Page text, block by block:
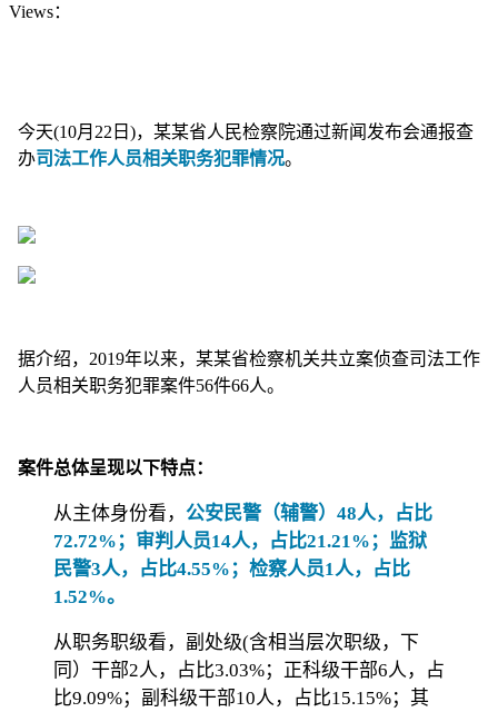
Views：
今天(10月22日)，某某省人民检察院通过新闻发布会通报查
办司法工作人员相关职务犯罪情况。
据介绍，2019年以来，某某省检察机关共立案侦查司法工作
人员相关职务犯罪案件56件66人。
案件总体呈现以下特点：
从主体身份看， 公安民警（辅警）48人，占比
72.72%；审判人员14人，占比21.21%；监狱
民警3人，占比4.55%；检察人员1人，占比
1.52%。
从职务职级看，副处级(含相当层次职级，下
同）干部2人，占比3.03%；正科级干部6人，占
比9.09%；副科级干部10人，占比15.15%；其